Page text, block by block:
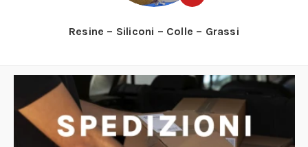
Resine – Siliconi – Colle – Grassi